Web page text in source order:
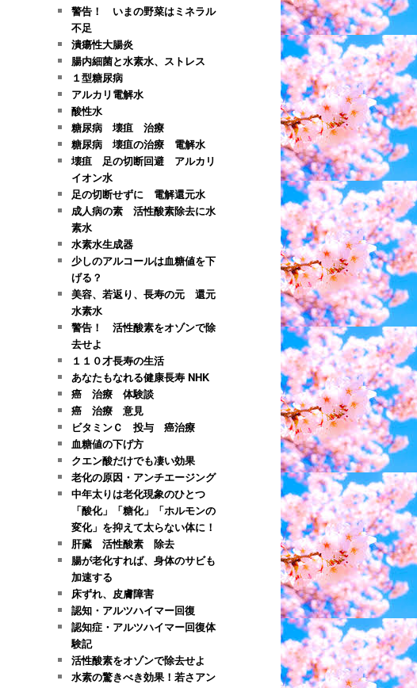
警告！ いまの野菜はミネラル
不足
潰瘍性大腸炎
腸内細菌と水素水、ストレス
１型糖尿病
アルカリ電解水
酸性水
糖尿病 壊疽 治療
糖尿病 壊疽の治療 電解水
壊疽 足の切断回避 アルカリ
イオン水
足の切断せずに 電解還元水
成人病の素 活性酸素除去に水
素水
水素水生成器
少しのアルコールは血糖値を下
げる？
美容、若返り、長寿の元 還元
水素水
警告！ 活性酸素をオゾンで除
去せよ
１１０才長寿の生活
あなたもなれる健康長寿 NHK
癌 治療 体験談
癌 治療 意見
ビタミンＣ 投与 癌治療
血糖値の下げ方
クエン酸だけでも凄い効果
老化の原因・アンチエージング
中年太りは老化現象のひとつ
「酸化」「糖化」「ホルモンの
変化」を抑えて太らない体に！
肝臓 活性酸素 除去
腸が老化すれば、身体のサビも
加速する
床ずれ、皮膚障害
認知・アルツハイマー回復
認知症・アルツハイマー回復体
験記
活性酸素をオゾンで除去せよ
水素の驚きべき効果！若さアン